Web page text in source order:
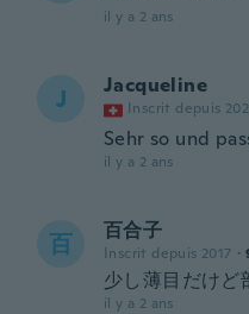
il y a 2 ans
J Jacqueline
Inscrit depuis
Sehr so und
il y a 2 ans
百 百合子
Inscrit depuis 2017 ·
少し薄目だけど
il y a 2 ans